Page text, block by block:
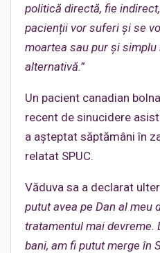
politică directă, fie
pacienții vor suferi și se
moartea sau pur și
alternativă.”
Un pacient canadian
recent de sinucidere
a așteptat săptămâni în
relatat SPUC.
Văduva sa a declarat
putut avea pe Dan al meu
tratamentul mai devreme.
bani, am fi putut merge în